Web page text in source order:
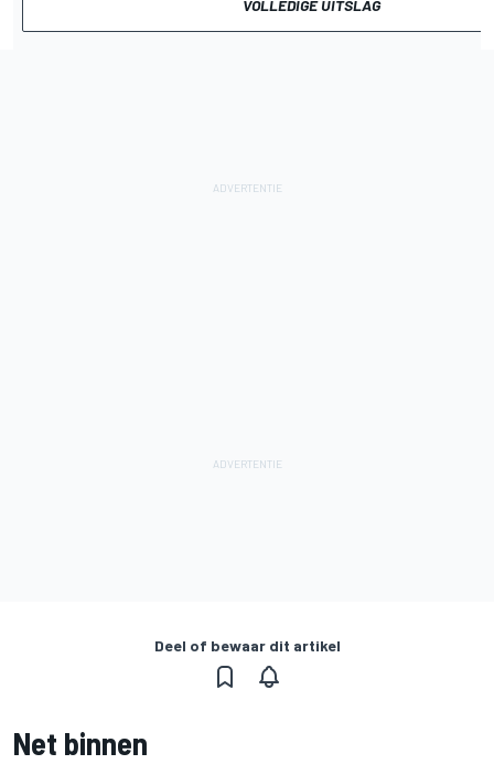
VOLLEDIGE UITSLAG
Deel of bewaar dit artikel
Net binnen